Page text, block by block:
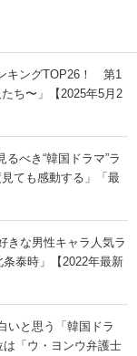
キングTOP26！ 第1
ち〜」【2025年5月2
べき“韓国ドラマ”ラ
ても感動する」「最
きな男性キャラ人気ラ
泰時」【2022年最新
いと思う「韓国ドラ
「ウ・ヨンウ弁護士